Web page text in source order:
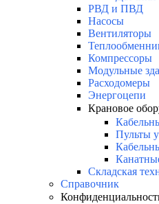
РВД и ПВД
Насосы
Вентиляторы
Компрессоры
Модульные
Расходомеры
Энергоцепи
Крановое
Пульты
Складская
Справочник